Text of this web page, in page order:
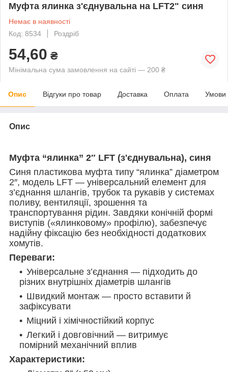
Муфта ялинка з'єднувальна на LFT2" синя
Немає в наявності
Код: 8534
Роздріб
54,60 ₴
Мінімальна сума замовлення на сайті — 200 ₴
Опис Відгуки про товар Доставка Оплата Умови
Опис
Муфта “ялинка” 2″ LFT (з'єднувальна), синя
Синя пластикова муфта типу “ялинка” діаметром
2″, модель LFT — універсальний елемент для
з’єднання шлангів, трубок та рукавів у системах
поливу, вентиляції, зрошення та
транспортування рідин. Завдяки конічній формі
виступів («ялинковому» профілю), забезпечує
надійну фіксацію без необхідності додаткових
хомутів.
Переваги:
Універсальне з’єднання — підходить до
різних внутрішніх діаметрів шлангів
Швидкий монтаж — просто вставити й
зафіксувати
Міцний і хімічностійкий корпус
Легкий і довговічний — витримує
помірний механічний вплив
Характеристики: